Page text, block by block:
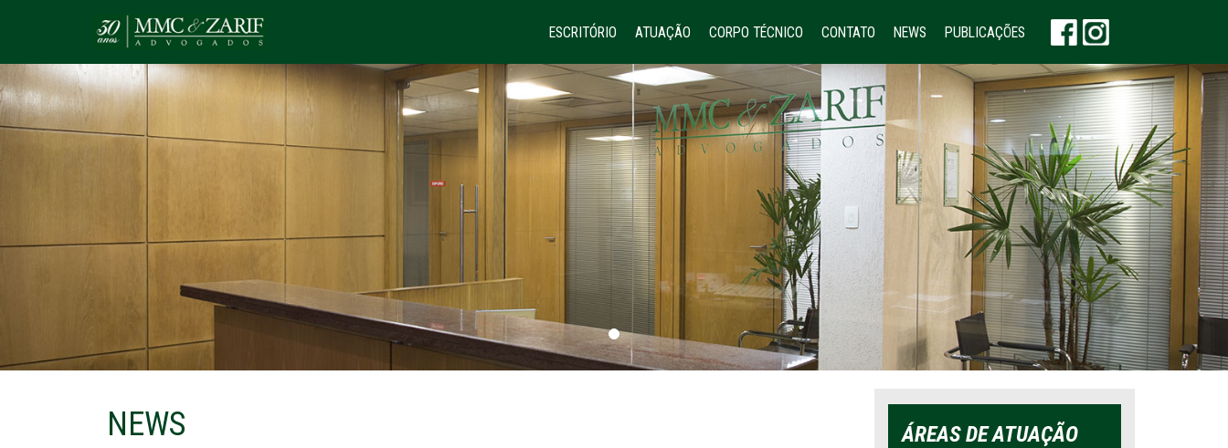
ESCRITÓRIO ATUAÇÃO CORPO TÉCNICO CONTATO NEWS PUBLICAÇÕES
NEWS ÁREAS DE ATUAÇÃO